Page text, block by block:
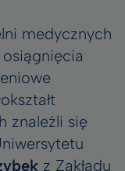
medycznych
znaleźli się
z Zakładu